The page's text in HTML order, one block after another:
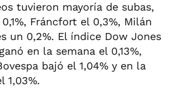
tuvieron mayoría de subas,
Fráncfort el 0,3%, Milán
un 0,2%. El índice Dow Jones
en la semana el 0,13%,
bajó el 1,04% y en la
1,03%.